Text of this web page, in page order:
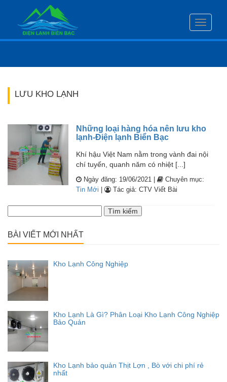
Toggle
LƯU KHO LẠNH
Những loại hàng hóa nên lưu kho
lạnh-Điện lạnh Biển Bạc
Khí hậu Việt Nam nằm trong vành đai nội
chí tuyến, quanh năm có nhiệt [...]
Ngày đăng: 19/06/2021 |
Chuyên mục:
Tin Mới
Tác giả: CTV Viết Bài
kiếm
BÀI VIẾT MỚI NHẤT
Kho Lạnh Công Nghiệp
Kho Lạnh Là Gì? Phân Loại Kho Lạnh Công Nghiệp
Bảo Quản
Kho Lạnh bảo quản Thịt Lợn , Bò với chi phí rẻ
nhất